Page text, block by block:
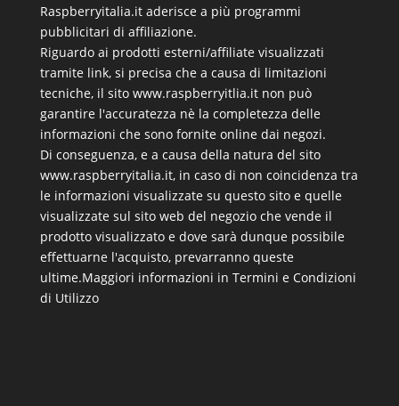
Raspberryitalia.it aderisce a più programmi
pubblicitari di affiliazione.
Riguardo ai prodotti esterni/affiliate visualizzati
tramite link, si precisa che a causa di limitazioni
tecniche, il sito www.raspberryitlia.it non può
garantire l'accuratezza nè la completezza delle
informazioni che sono fornite online dai negozi.
Di conseguenza, e a causa della natura del sito
www.raspberryitalia.it, in caso di non coincidenza tra
le informazioni visualizzate su questo sito e quelle
visualizzate sul sito web del negozio che vende il
prodotto visualizzato e dove sarà dunque possibile
effettuarne l'acquisto, prevarranno queste
ultime.Maggiori informazioni in Termini e Condizioni
di Utilizzo